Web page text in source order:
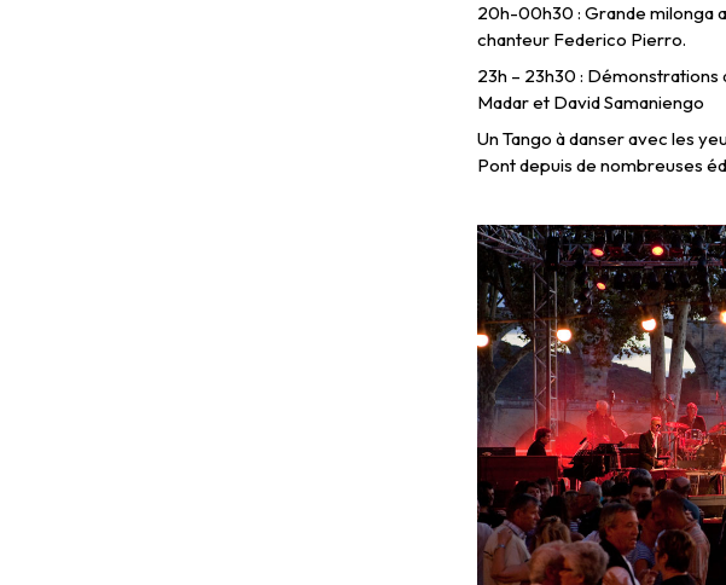
20h-00h30 : Grande milonga
chanteur Federico Pierro.
23h – 23h30 :
Madar et David Samaniengo
Un Tango à danser avec les
Pont depuis de nombreuses